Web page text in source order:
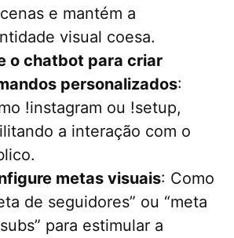
e mantém a
visual coesa.
o chatbot para criar
personalizados:
!instagram ou !setup,
a interação com o
metas visuais: Como
de seguidores” ou “meta
para estimular a